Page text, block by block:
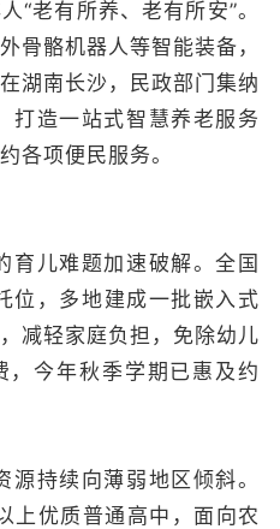
“老有所养、老有所安”。
骨骼机器人等智能装备，
湖南长沙，民政部门集纳
打造一站式智慧养老服务
各项便民服务。
育儿难题加速破解。全国
位，多地建成一批嵌入式
减轻家庭负担，免除幼儿
，今年秋季学期已惠及约
持续向薄弱地区倾斜。
上优质普通高中，面向农